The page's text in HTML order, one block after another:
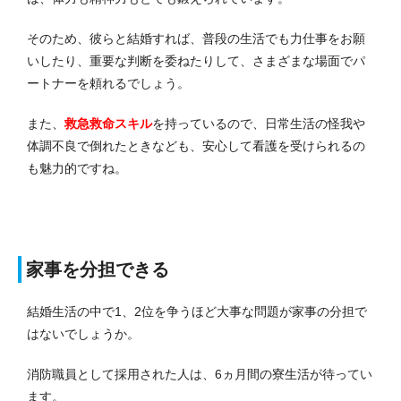
そのため、彼らと結婚すれば、普段の生活でも力仕事をお願
いしたり、重要な判断を委ねたりして、さまざまな場面でパ
ートナーを頼れるでしょう。
また、救急救命スキルを持っているので、日常生活の怪我や
体調不良で倒れたときなども、安心して看護を受けられるの
も魅力的ですね。
家事を分担できる
結婚生活の中で1、2位を争うほど大事な問題が家事の分担で
はないでしょうか。
消防職員として採用された人は、6ヵ月間の寮生活が待ってい
ます。